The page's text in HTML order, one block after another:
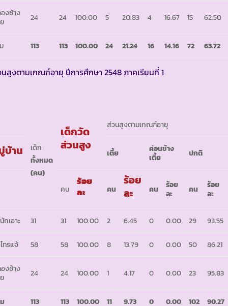
งช้าง
24 24 100.00 5 20.83 4 16.67 15 62.50
113 113 100.00 24 21.24 16 14.16 72 63.72
สูงตามเกณฑ์อายุ ปีการศึกษา 2548 ภาคเรียนที่ 1
เด็ก
ทั้งหมด
(คน)
เด็กวัด
ส่วนสูง
ส่วนสูงตามเกณฑ์อายุ
บ้าน เตี้ย
ค่อนข้าง
เตี้ย
ปกติ
คน
ร้อย
ละ
คน
ร้อย
ละ
คน
ร้อย
ละ
คน
ร้อย
ละ
กเอาะ 31 31 100.00 2 6.45 0 0.00 29 93.55
ทรแจ้ 58 58 100.00 8 13.79 0 0.00 50 86.21
งช้าง
24 24 100.00 1 4.17 0 0.00 23 95.83
113 113 100.00 11 9.73 0 0.00 102 90.27